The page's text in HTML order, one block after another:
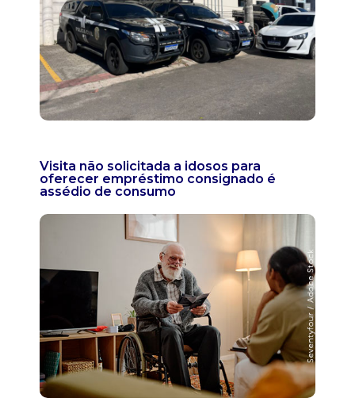
Visita não solicitada a idosos para
oferecer empréstimo consignado é
assédio de consumo